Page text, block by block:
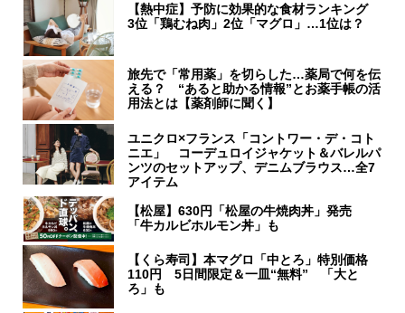
【熱中症】予防に効果的な食材ランキング
3位「鶏むね肉」2位「マグロ」…1位は？
旅先で「常用薬」を切らした…薬局で何を伝
える？ “あると助かる情報”とお薬手帳の活
用法とは【薬剤師に聞く】
ユニクロ×フランス「コントワー・デ・コト
ニエ」 コーデュロイジャケット＆バレルパ
ンツのセットアップ、デニムブラウス…全7
アイテム
【松屋】630円「松屋の牛焼肉丼」発売
「牛カルビホルモン丼」も
【くら寿司】本マグロ「中とろ」特別価格
110円 5日間限定＆一皿“無料” 「大と
ろ」も